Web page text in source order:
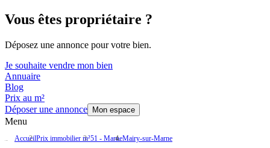
Vous êtes propriétaire ?
Déposez une annonce pour votre bien.
Je souhaite vendre mon bien
Annuaire
Blog
Prix au m²
Déposer une annonce
Mon espace
Menu
AccueilPrix immobilier m²51 - MarneMairy-sur-Marne